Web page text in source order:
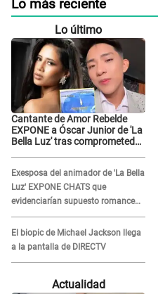
Lo más reciente
Lo último
Cantante de Amor Rebelde
EXPONE a Óscar Junior de 'La
Bella Luz' tras comprometedor
"Me hizo sentir incómoda"
Exesposa del animador de 'La Bella
Luz' EXPONE CHATS que
evidenciarían supuesto romance
clandestino con Naldy Saldaña,
pese a tener pareja
El biopic de Michael Jackson llega
a la pantalla de DIRECTV
Actualidad